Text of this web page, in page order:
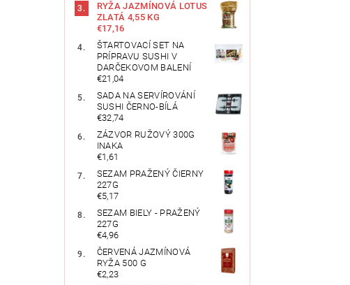
RYŽA JAZMÍNOVÁ LOTUS
ZLATÁ 4,55 KG
€17,16
ŠTARTOVACÍ SET NA
PRÍPRAVU SUSHI V
DARČEKOVOM BALENÍ
€21,04
SADA NA SERVÍROVÁNÍ
SUSHI ČERNO-BÍLÁ
€32,74
ZÁZVOR RUŽOVÝ 300G
INAKA
€1,61
SEZAM PRAŽENÝ ČIERNY
227G
€5,17
SEZAM BIELY - PRAŽENÝ
227G
€4,96
ČERVENÁ JAZMÍNOVÁ
RYŽA 500 G
€2,23